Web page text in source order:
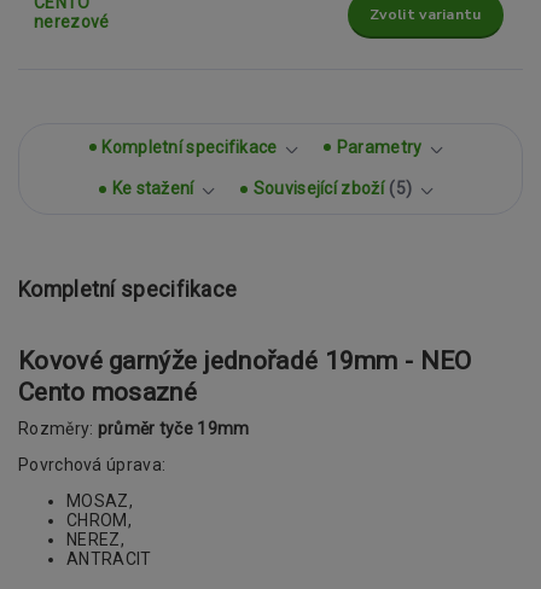
Zvolit variantu
Kompletní specifikace Parametry
Ke stažení Související zboží 5
Kompletní specifikace
Kovové garnýže jednořadé 19mm - NEO
Cento mosazné
Rozměry: průměr tyče 19mm
Povrchová úprava:
MOSAZ,
CHROM,
NEREZ,
ANTRACIT